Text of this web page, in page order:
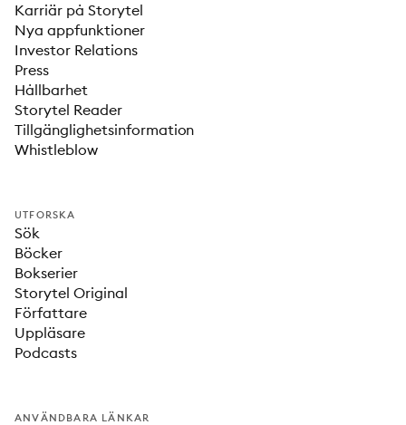
Karriär på Storytel
Nya appfunktioner
Investor Relations
Press
Hållbarhet
Storytel Reader
Tillgänglighetsinformation
Whistleblow
UTFORSKA
Sök
Böcker
Bokserier
Storytel Original
Författare
Uppläsare
Podcasts
ANVÄNDBARA LÄNKAR